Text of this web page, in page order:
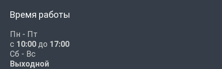
Время работы
Пн - Пт
с 10:00 до 17:00
Сб - Вс
Выходной